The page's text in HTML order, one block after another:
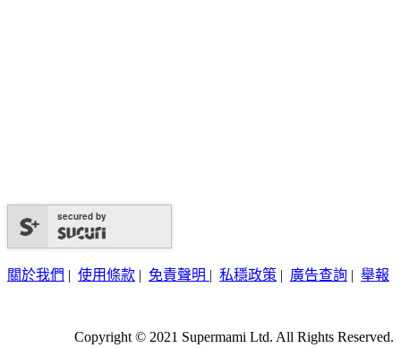
secured by
關於我們 | 使用條款 | 免責聲明 | 私穩政策 | 廣告查詢 | 舉報
Copyright © 2021 Supermami Ltd. All Rights Reserved.